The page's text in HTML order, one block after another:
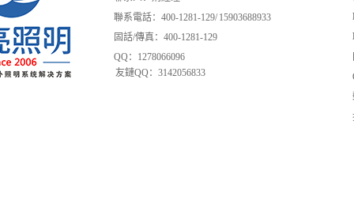
聯系電話：400-1281-129/ 15903688933
固話/傳真：400-1281-129
QQ：1278066096
友鏈QQ：3142056833